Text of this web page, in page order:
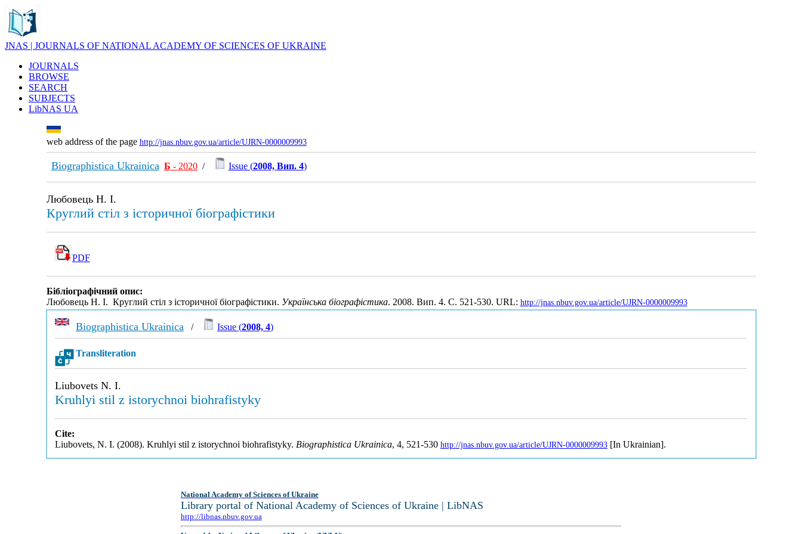
JNAS | JOURNALS OF NATIONAL ACADEMY OF SCIENCES OF UKRAINE
JOURNALS
BROWSE
SEARCH
SUBJECTS
LibNAS UA
web address of the page http://jnas.nbuv.gov.ua/article/UJRN-0000009993
Biographistica Ukrainica Б - 2020/ Issue (2008, Вип. 4)
Любовець Н. І.
Круглий стіл з історичної біографістики
PDF
Бібліографічний опис:
Любовець Н. І. Круглий стіл з історичної біографістики. Українська біографістика. 2008. Вип. 4. С. 521-530. URL: http://jnas.nbuv.gov.ua/article/UJRN-0000009993
Biographistica Ukrainica / Issue (2008, 4)
Transliteration
Liubovets N. I.
Kruhlyi stil z istorychnoi biohrafistyky
Cite:
Liubovets, N. I. (2008). Kruhlyi stil z istorychnoi biohrafistyky. Biographistica Ukrainica, 4, 521-530 http://jnas.nbuv.gov.ua/article/UJRN-0000009993[In Ukrainian].
National Academy of Sciences of Ukraine
Library portal of National Academy of Sciences of Ukraine | LibNAS
http://libnas.nbuv.gov.ua